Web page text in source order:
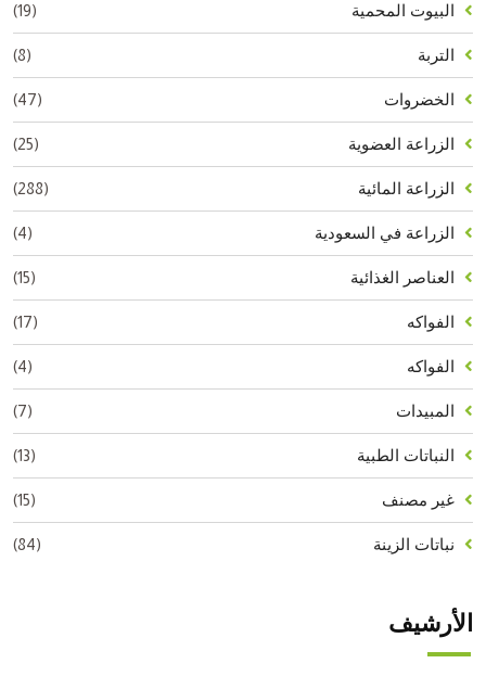
البيوت المحمية (19)
التربة (8)
الخضروات (47)
الزراعة العضوية (25)
الزراعة المائية (288)
الزراعة في السعودية (4)
العناصر الغذائية (15)
الفواكه (17)
الفواكه (4)
المبيدات (7)
النباتات الطبية (13)
غير مصنف (15)
نباتات الزينة (84)
الأرشيف